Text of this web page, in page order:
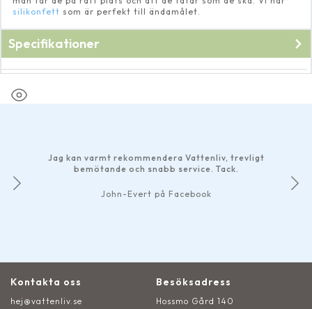
silikonfett som är perfekt till ändamålet.
Specifikationer
Jag kan varmt rekommendera Vattenliv, trevligt
bemötande och snabb service. Tack.
John-Evert på Facebook
Kontakta oss
hej@vattenliv.se
Besöksadress
Hossmo Gård 140